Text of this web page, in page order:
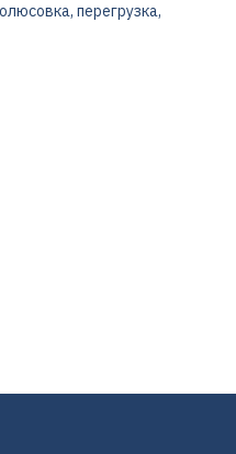
перегрузка,